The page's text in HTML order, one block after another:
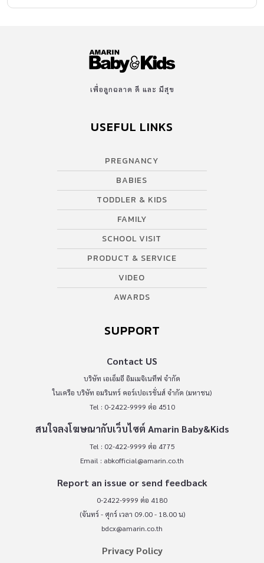
เพื่อลูกฉลาด ดี และ มีสุข
USEFUL LINKS
PREGNANCY
BABIES
TODDLER & KIDS
FAMILY
SCHOOL VISIT
PRODUCT & SERVICE
VIDEO
AWARDS
SUPPORT
Contact US
บริษัท เอเอ็มอี อิมเมจิเนทีฟ จำกัด
ในเครือ บริษัท อมรินทร์ คอร์เปอเรชั่นส์ จำกัด (มหาชน)
Tel : 0-2422-9999 ต่อ 4510
สนใจลงโฆษณากับเว็บไซต์ Amarin Baby&Kids
Tel : 02-422-9999 ต่อ 4775
Email : abkofficial@amarin.co.th
Report an issue or send feedback
0-2422-9999 ต่อ 4180
(จันทร์ - ศุกร์ เวลา 09.00 - 18.00 น)
bdcx@amarin.co.th
Privacy Policy